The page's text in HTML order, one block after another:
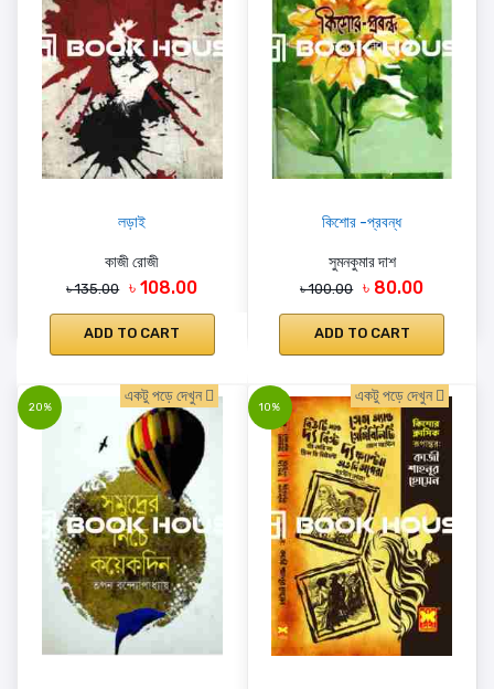
লড়াই
কাজী রোজী
৳ 135.00 ৳ 108.00
ADD TO CART
কিশোর -প্রবন্ধ
সুমনকুমার দাশ
৳ 100.00 ৳ 80.00
ADD TO CART
20%
একটু পড়ে দেখুন
10%
একটু পড়ে দেখুন